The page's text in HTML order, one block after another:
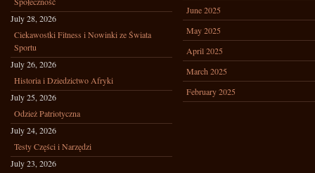
July 28, 2026
Ciekawostki Fitness i Nowinki ze Świata
Sportu
July 26, 2026
Historia i Dziedzictwo Afryki
July 25, 2026
Odzież Patriotyczna
July 24, 2026
Testy Części i Narzędzi
July 23, 2026
June 2025
May 2025
April 2025
March 2025
February 2025